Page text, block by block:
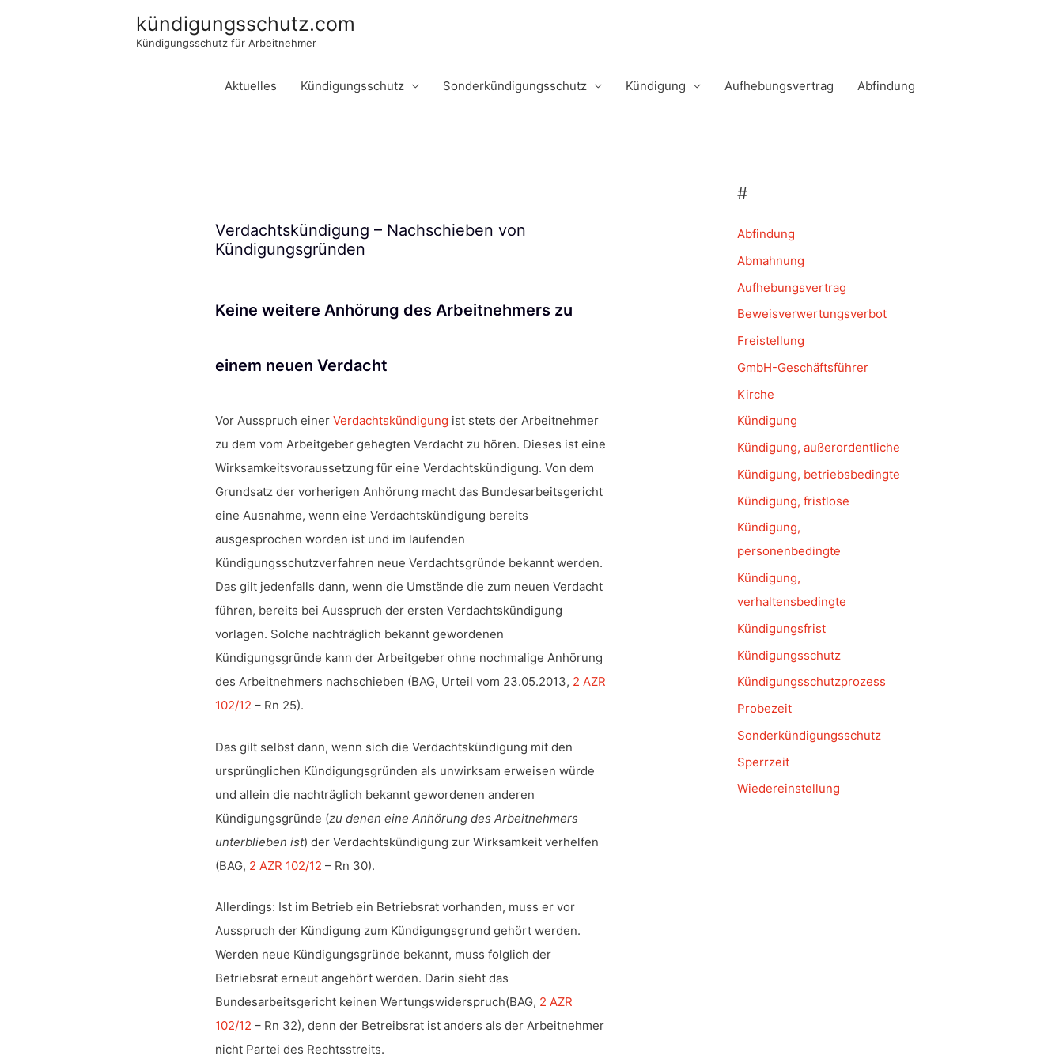
kündigungsschutz.com
Kündigungsschutz für Arbeitnehmer
Aktuelles Kündigungsschutz Sonderkündigungsschutz Kündigung Aufhebungsvertrag Abfindung
Verdachtskündigung – Nachschieben von
Kündigungsgründen
Keine weitere Anhörung des Arbeitnehmers zu
einem neuen Verdacht
Vor Ausspruch einerVerdachtskündigung ist stets der Arbeitnehmer
zu dem vom Arbeitgeber gehegten Verdacht zu hören. Dieses ist eine
Wirksamkeitsvoraussetzung für eine Verdachtskündigung. Von dem
Grundsatz der vorherigen Anhörung macht das Bundesarbeitsgericht
eine Ausnahme, wenneine Verdachtskündigung bereits
ausgesprochen worden ist und im laufenden
Kündigungsschutzverfahren neue Verdachtsgründe bekannt werden.
Das gilt jedenfalls dann, wenn die Umstände die zum neuen Verdacht
führen, bereits bei Ausspruch der ersten Verdachtskündigung
vorlagen. Solche nachträglich bekannt gewordenen
Kündigungsgründe kann der Arbeitgeber ohne nochmalige Anhörung
des Arbeitnehmers nachschieben (BAG, Urteil vom 23.05.2013, 2 AZR
102/12 – Rn 25).
Das gilt selbst dann, wenn sich die Verdachtskündigung mit den
ursprünglichen Kündigungsgründen als unwirksam erweisen würde
und allein die nachträglich bekannt gewordenen anderen
Kündigungsgründe (zu denen eine Anhörung des Arbeitnehmers
unterblieben ist) der Verdachtskündigung zur Wirksamkeit verhelfen
(BAG, 2 AZR 102/12 – Rn 30).
Allerdings: Ist im Betrieb ein Betriebsrat vorhanden, muss er vor
Ausspruch der Kündigung zum Kündigungsgrund gehört werden.
Werden neue Kündigungsgründe bekannt, muss folglich der
Betriebsrat erneut angehört werden. Darin sieht das
Bundesarbeitsgericht keinen Wertungswiderspruch(BAG, 2 AZR
102/12 – Rn 32), denn der Betreibsrat ist anders als der Arbeitnehmer
nicht Partei des Rechtsstreits.
#
Abfindung
Abmahnung
Aufhebungsvertrag
Beweisverwertungsverbot
Freistellung
GmbH-Geschäftsführer
Kirche
Kündigung
Kündigung, außerordentliche
Kündigung, betriebsbedingte
Kündigung, fristlose
Kündigung,
personenbedingte
Kündigung,
verhaltensbedingte
Kündigungsfrist
Kündigungsschutz
Kündigungsschutzprozess
Probezeit
Sonderkündigungsschutz
Sperrzeit
Wiedereinstellung